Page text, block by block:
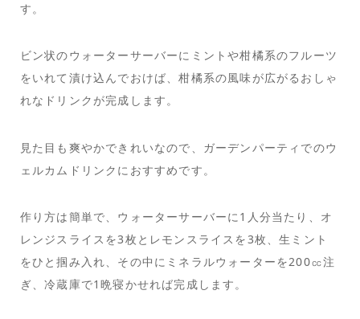
す。
ビン状のウォーターサーバーにミントや柑橘系のフルーツ
をいれて漬け込んでおけば、柑橘系の風味が広がるおしゃ
れなドリンクが完成します。
見た目も爽やかできれいなので、ガーデンパーティでのウ
ェルカムドリンクにおすすめです。
作り方は簡単で、ウォーターサーバーに1人分当たり、オ
レンジスライスを3枚とレモンスライスを3枚、生ミント
をひと掴み入れ、その中にミネラルウォーターを200㏄注
ぎ、冷蔵庫で1晩寝かせれば完成します。